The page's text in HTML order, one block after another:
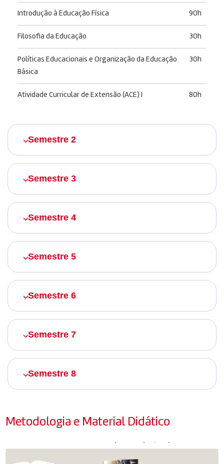
Introdução à Educação Física 90h
Filosofia da Educação 30h
Políticas Educacionais e Organização da Educação
Básica
30h
Atividade Curricular de Extensão (ACE) I 80h
Semestre 2
Semestre 3
Semestre 4
Semestre 5
Semestre 6
Semestre 7
Semestre 8
Metodologia e Material Didático